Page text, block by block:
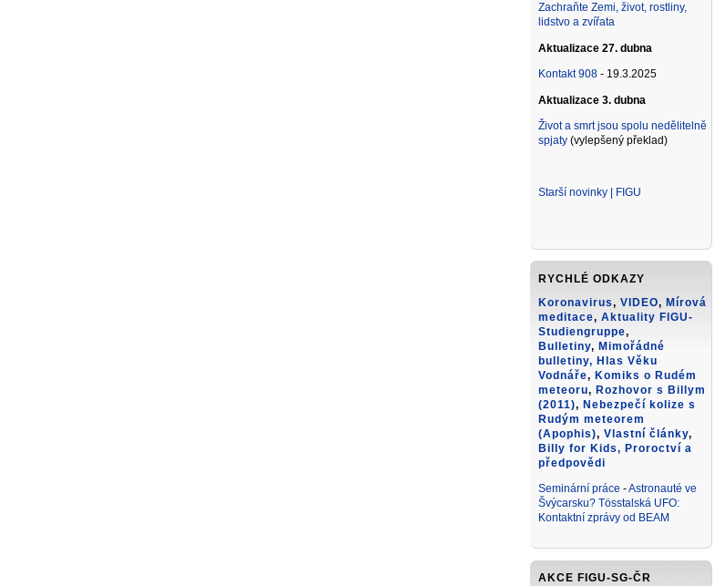
Zachraňte Zemi, život, rostliny,
lidstvo a zvířata
Aktualizace 27. dubna
Kontakt 908- 19.3.2025
Aktualizace 3. dubna
Život a smrt jsou spolu nedělitelně
spjaty(vylepšený překlad)
Starší novinky | FIGU
RYCHLÉ ODKAZY
Koronavirus, VIDEO, Mírová
meditace, Aktuality FIGU-
Studiengruppe,
Bulletiny, Mimořádné
bulletiny, Hlas Věku
Vodnáře, Komiks o Rudém
meteoru, Rozhovor s Billym
(2011), Nebezpečí kolize s
Rudým meteorem
(Apophis), Vlastní články,
Billy for Kids, Proroctví a
předpovědi
Seminární práce -Astronauté ve
Švýcarsku? Tösstalská UFO:
Kontaktní zprávy od BEAM
AKCE FIGU-SG-ČR